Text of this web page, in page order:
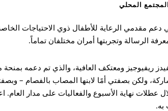
المحلي
مقدمي الرعاية للأطفال ذوي الاحتياجات
الرسالة وتجربتها أمران مختلفان تماماً.
ريفيوجيز ومعتكف العافية، والذي تم دعمه
ولكن بصفتي أمًا لابنها المصاب بالفصام –
عطلات نهاية الأسبوع والفعاليات على مدار العام.
به.